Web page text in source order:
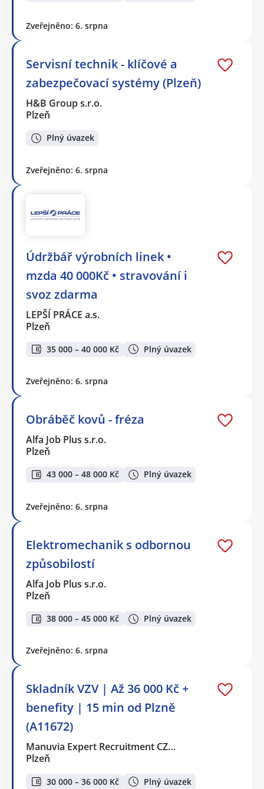
Zveřejněno: 6. srpna
Servisní technik - klíčové a
zabezpečovací systémy (Plzeň)
H&B Group s.r.o.
Plzeň
Plný úvazek
Zveřejněno: 6. srpna
Údržbář výrobních linek •
mzda 40 000Kč • stravování i
svoz zdarma
LEPŠÍ PRÁCE a.s.
Plzeň
35 000 – 40 000 Kč Plný úvazek
Zveřejněno: 6. srpna
Obráběč kovů - fréza
Alfa Job Plus s.r.o.
Plzeň
43 000 – 48 000 Kč Plný úvazek
Zveřejněno: 6. srpna
Elektromechanik s odbornou
způsobilostí
Alfa Job Plus s.r.o.
Plzeň
38 000 – 45 000 Kč Plný úvazek
Zveřejněno: 6. srpna
Skladník VZV | Až 36 000 Kč +
benefity | 15 min od Plzně
(A11672)
Manuvia Expert Recruitment CZ…
Plzeň
30 000 – 36 000 Kč Plný úvazek